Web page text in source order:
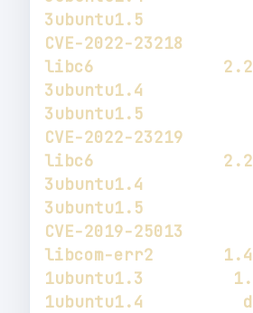
3ubuntu1.5
libc6
3ubuntu1.4
3ubuntu1.5
libc6
3ubuntu1.4
3ubuntu1.5
libcom-err2
1ubuntu1.3
1ubuntu1.4